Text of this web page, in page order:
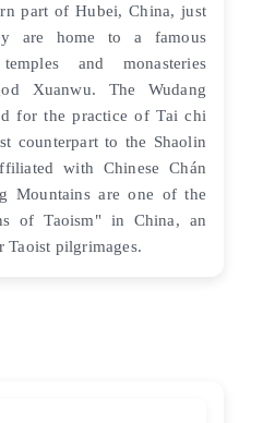
part of Hubei, China, just
are home to a famous
and monasteries
Xuanwu. The Wudang
for the practice of Tai chi
counterpart to the Shaolin
with Chinese Chán
Mountains are one of the
of Taoism" in China, an
Taoist pilgrimages.